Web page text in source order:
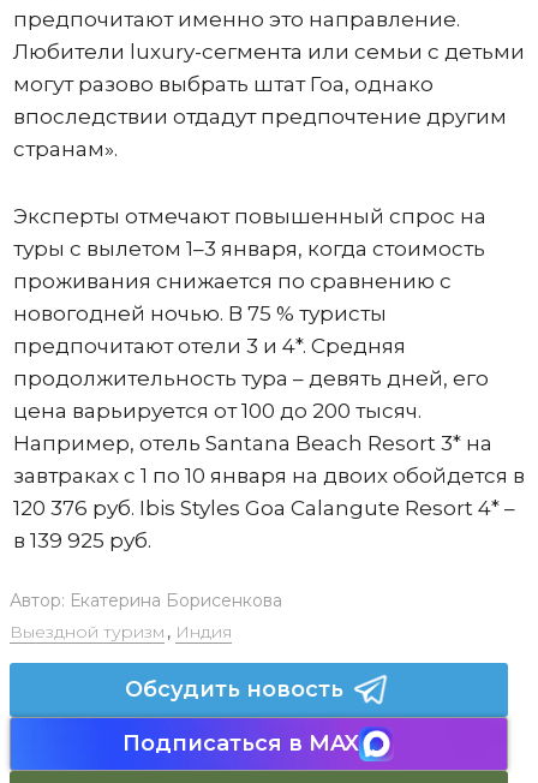
предпочитают именно это направление.
Любители luxury-сегмента или семьи с детьми
могут разово выбрать штат Гоа, однако
впоследствии отдадут предпочтение другим
странам».
Эксперты отмечают повышенный спрос на
туры с вылетом 1–3 января, когда стоимость
проживания снижается по сравнению с
новогодней ночью. В 75 % туристы
предпочитают отели 3 и 4*. Средняя
продолжительность тура – девять дней, его
цена варьируется от 100 до 200 тысяч.
Например, отель Santana Beach Resort 3* на
завтраках с 1 по 10 января на двоих обойдется в
120 376 руб. Ibis Styles Goa Calangute Resort 4* –
в 139 925 руб.
Автор: Екатерина Борисенкова
Выездной туризм , Индия
Обсудить новость
Подписаться в MAX